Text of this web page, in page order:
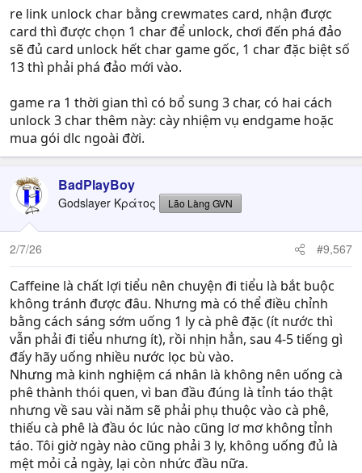
re link unlock char bằng crewmates card, nhận được
card thì được chọn 1 char để unlock, chơi đến phá đảo
sẽ đủ card unlock hết char game gốc, 1 char đặc biệt số
13 thì phải phá đảo mới vào.
game ra 1 thời gian thì có bổ sung 3 char, có hai cách
unlock 3 char thêm này: cày nhiệm vụ endgame hoặc
mua gói dlc ngoài đời.
BadPlayBoy
Godslayer Κράτος Lão Làng GVN
2/7/26 #9,567
Caffeine là chất lợi tiểu nên chuyện đi tiểu là bắt buộc
không tránh được đâu. Nhưng mà có thể điều chỉnh
bằng cách sáng sớm uống 1 ly cà phê đặc (ít nước thì
vẫn phải đi tiểu nhưng ít), rồi nhịn hẳn, sau 4-5 tiếng gì
đấy hãy uống nhiều nước lọc bù vào.
Nhưng mà kinh nghiệm cá nhân là không nên uống cà
phê thành thói quen, vì ban đầu đúng là tỉnh táo thật
nhưng về sau vài năm sẽ phải phụ thuộc vào cà phê,
thiếu cà phê là đầu óc lúc nào cũng lơ mơ không tỉnh
táo. Tôi giờ ngày nào cũng phải 3 ly, không uống đủ là
mệt mỏi cả ngày, lại còn nhức đầu nữa.